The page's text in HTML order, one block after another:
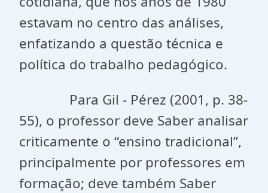
estavam no centro das análises,
enfatizando a questão técnica e
política do trabalho pedagógico.
Para Gil - Pérez (2001, p. 38-
55), o professor deve Saber analisar
criticamente o “ensino tradicional”,
principalmente por professores em
formação; deve também Saber